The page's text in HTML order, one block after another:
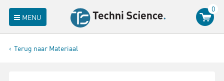
MENU
0
Terug naar Materiaal